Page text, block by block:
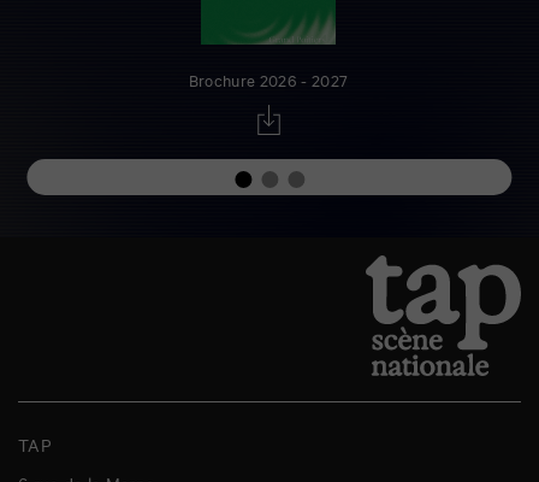
Brochure 2026 - 2027
TAP